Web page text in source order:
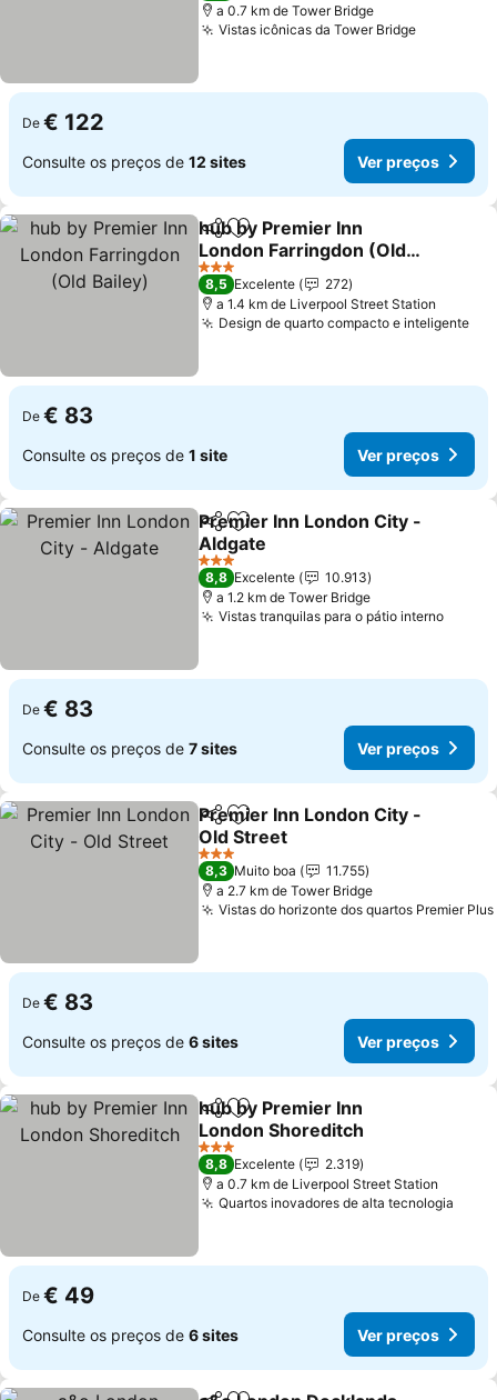
a 0.7 km de Tower Bridge
Vistas icônicas da Tower BridgeVer
De € 122
Consulte os preços de 12 sites Ver preços
PartilharAdicionar aos favoritos
hub by Premier Inn
London Farringdon (Old
Bailey)
Ver preços
3 Estrelas
8,5 Excelente
272
a 1.4 km de Liverpool Street Station
Design de quarto compacto e inteligente
De € 83
Consulte os preços de 1 site Ver preços
PartilharAdicionar aos favoritos
Premier Inn London City -
Aldgate
Ver preços
3 Estrelas
8,8 Excelente
10.913
a 1.2 km de Tower Bridge
Vistas tranquilas para o pátio internoVer
De € 83
Consulte os preços de 7 sites Ver preços
PartilharAdicionar aos favoritos
Premier Inn London City -
Old Street
Ver preços
3 Estrelas
8,3 Muito boa
11.755
a 2.7 km de Tower Bridge
Vistas do horizonte dos quartos Premier Plus
De € 83
Consulte os preços de 6 sites Ver preços
PartilharAdicionar aos favoritos
hub by Premier Inn
London Shoreditch
Ver preços
3 Estrelas
8,8 Excelente
2.319
a 0.7 km de Liverpool Street Station
Quartos inovadores de alta tecnologia
De € 49
Consulte os preços de 6 sites Ver preços